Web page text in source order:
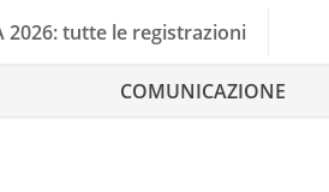
2026: tutte le registrazioni
COMUNICAZIONE